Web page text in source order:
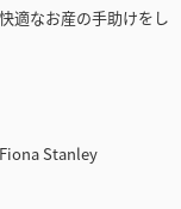
適なお産の手助けをし
Stanley